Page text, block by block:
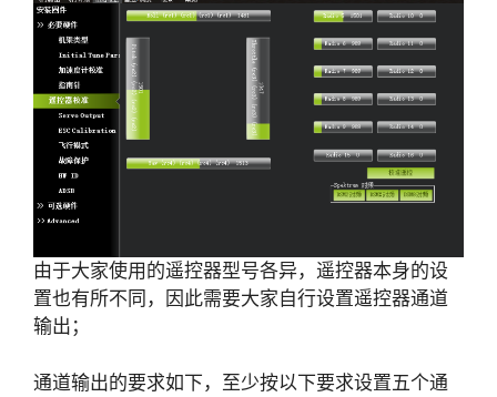
由于大家使用的遥控器型号各异，遥控器本身的设
置也有所不同，因此需要大家自行设置遥控器通道
输出；
通道输出的要求如下，至少按以下要求设置五个通